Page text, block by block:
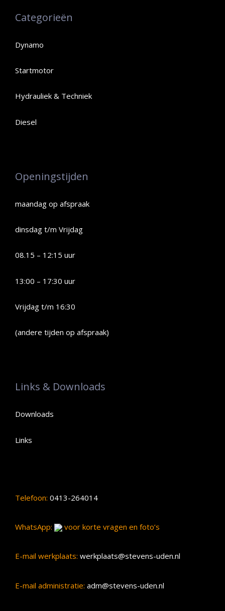
Categorieën
Dynamo
Startmotor
Hydrauliek & Techniek
Diesel
Openingstijden
maandag op afspraak
dinsdag t/m Vrijdag
08.15 – 12:15 uur
13:00 – 17:30 uur
Vrijdag t/m 16:30
(andere tijden op afspraak)
Links & Downloads
Downloads
Links
Telefoon: 0413-264014
WhatsApp: voor korte vragen en foto’s
E-mail werkplaats: werkplaats@stevens-uden.nl
E-mail administratie: adm@stevens-uden.nl